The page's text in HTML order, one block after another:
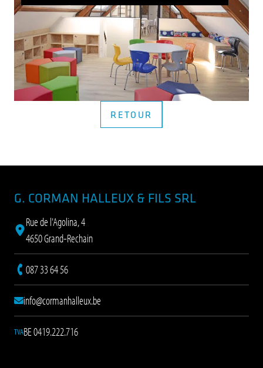
Maison Unifamiliale – Xhendelesse
Voir plus
École Haren – Aménagement intérieur
RETOUR
G. CORMAN HALLEUX & FILS SRL
Rue de l'Agolina, 4
4650 Grand-Rechain
087 33 64 56
info@cormanhalleux.be
TVABE 0419.222.716